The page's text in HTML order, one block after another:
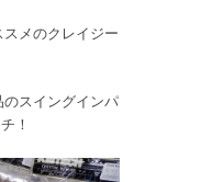
メのクレイジー
スイングインパ
！